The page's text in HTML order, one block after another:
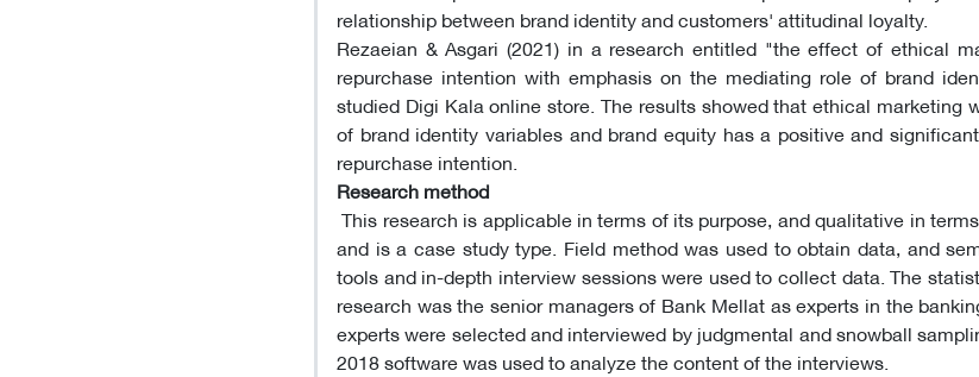
relationship between brand identity and customers' attitudinal loyalty.
Rezaeian & Asgari (2021) in a research entitled "the effect of ethical
repurchase intention with emphasis on the mediating role of brand
studied Digi Kala online store. The results showed that ethical marketing
of brand identity variables and brand equity has a positive and
repurchase intention.
Research method
This research is applicable in terms of its purpose, and qualitative in
and is a case study type. Field method was used to obtain data, and
tools and in-depth interview sessions were used to collect data. The
research was the senior managers of Bank Mellat as experts in the
experts were selected and interviewed by judgmental and snowball
2018 software was used to analyze the content of the interviews.